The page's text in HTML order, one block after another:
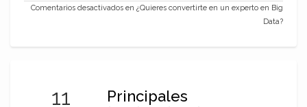
Comentarios desactivados en ¿Quieres convertirte en un experto en Big
Data?
11
Principales